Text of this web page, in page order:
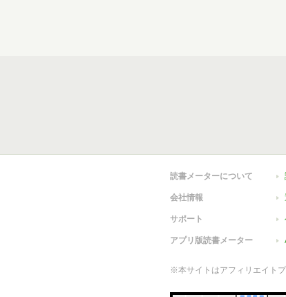
読書メーターについて
会社情報
サポート
アプリ版読書メーター
※本サイトはアフィリエイト